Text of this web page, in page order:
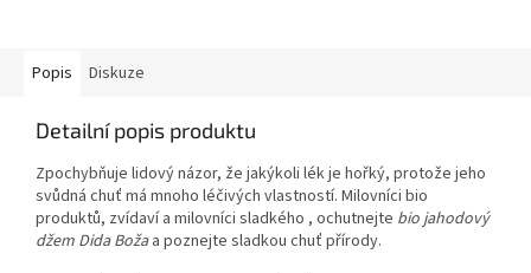
Popis Diskuze
Detailní popis produktu
Zpochybňuje lidový názor, že jakýkoli lék je hořký, protože jeho
svůdná chuť má mnoho léčivých vlastností. Milovníci bio
produktů, zvídaví a milovníci sladkého , ochutnejte bio jahodový
džem Dida Boža a poznejte sladkou chuť přírody.